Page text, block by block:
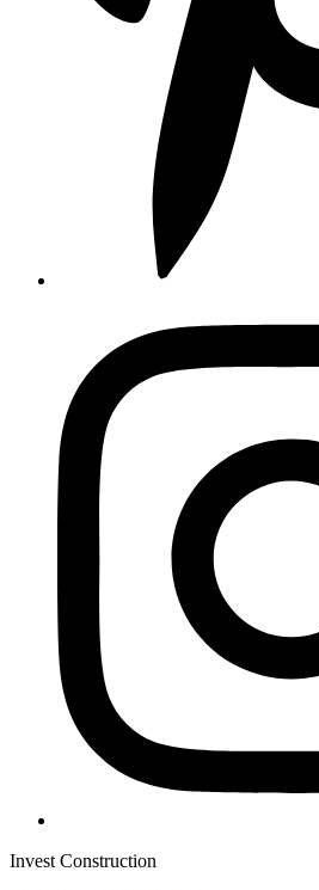
Invest Construction